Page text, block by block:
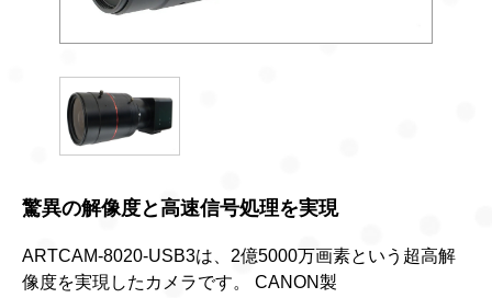
驚異の解像度と高速信号処理を実現
ARTCAM-8020-USB3は、2億5000万画素という超高解
像度を実現したカメラです。 CANON製